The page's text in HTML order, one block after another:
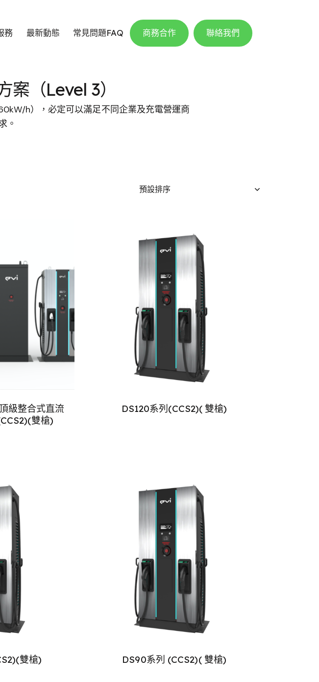
務 最新動態 常見問題FAQ 商務合作 聯絡我們
案（Level 3）
h），必定可以滿足不同企業及充電營運商
。
級整合式直流
雙槍)
DS120系列(CCS2)( 雙槍)
雙槍) DS90系列 (CCS2)( 雙槍)